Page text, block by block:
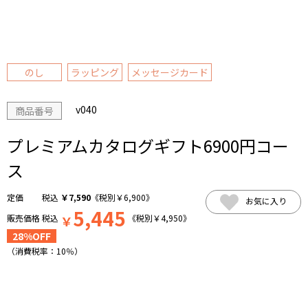
のし ラッピング メッセージカード
商品番号 v040
プレミアムカタログギフト6900円コー
ス
税込 ￥7,590 《税別￥6,900》
販売価格税込 ￥5,445 《税別￥4,950》
28%OFF
（消費税率： 10％）
お気に入り